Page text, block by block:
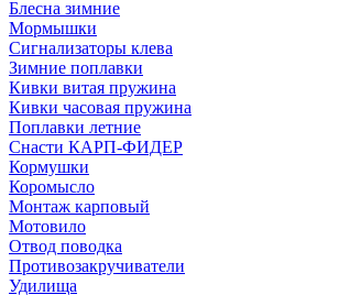
Блесна зимние
Мормышки
Сигнализаторы клева
Зимние поплавки
Кивки витая пружина
Кивки часовая пружина
Поплавки летние
Снасти КАРП-ФИДЕР
Кормушки
Коромысло
Монтаж карповый
Мотовило
Отвод поводка
Противозакручиватели
Удилища